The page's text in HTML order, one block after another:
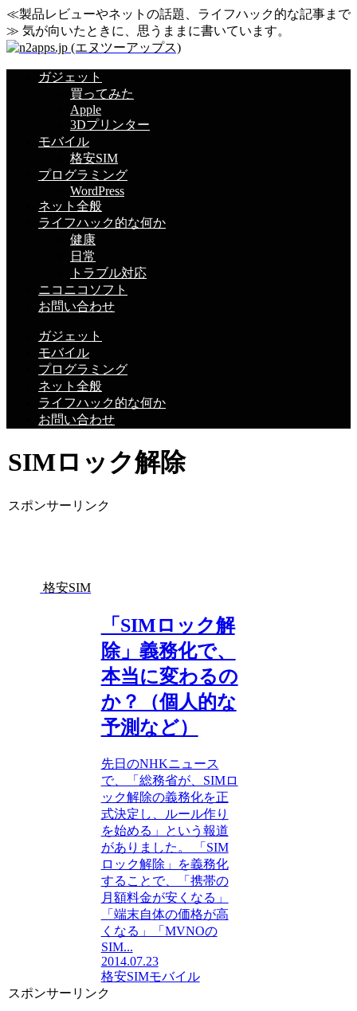
≪製品レビューやネットの話題、ライフハック的な記事まで
≫ 気が向いたときに、思うままに書いています。
ガジェット
買ってみた
Apple
3Dプリンター
モバイル
格安SIM
プログラミング
WordPress
ネット全般
ライフハック的な何か
健康
日常
トラブル対応
ニコニコソフト
お問い合わせ
ガジェット
モバイル
プログラミング
ネット全般
ライフハック的な何か
お問い合わせ
SIMロック解除
スポンサーリンク
格安SIM
「SIMロック解
除」義務化で、
本当に変わるの
か？（個人的な
予測など）
先日のNHKニュース
で、「総務省が、SIMロ
ック解除の義務化を正
式決定し、ルール作り
を始める」という報道
がありました。 「SIM
ロック解除」を義務化
することで、「携帯の
月額料金が安くなる」
「端末自体の価格が高
くなる」「MVNOの
SIM...
2014.07.23
格安SIMモバイル
スポンサーリンク